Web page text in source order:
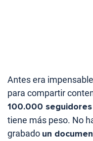
Antes era
para compartir
100.000
tiene más peso. No
grabado un